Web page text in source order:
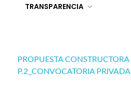
TRANSPARENCIA
PROPUESTA CONSTRUCTORA
P.2_CONVOCATORIA